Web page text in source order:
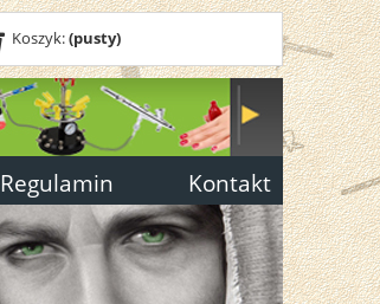
Koszyk:(pusty)
Regulamin Kontakt